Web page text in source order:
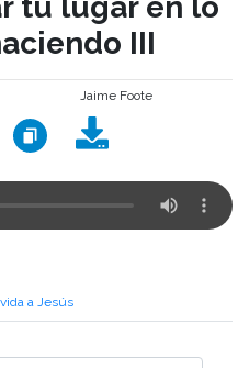
III
Jaime Foote
a Jesús